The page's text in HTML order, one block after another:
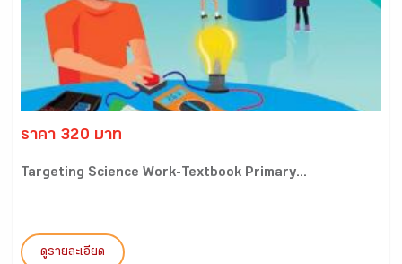
ราคา 320 บาท
Targeting Science Work-Textbook Primary...
ดูรายละเอียด